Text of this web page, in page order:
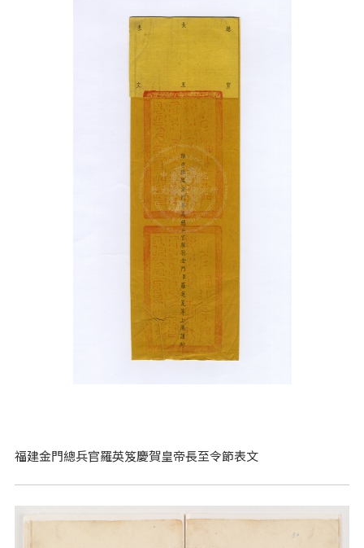
福建金門總兵官羅英笈慶賀皇帝長至令節表文